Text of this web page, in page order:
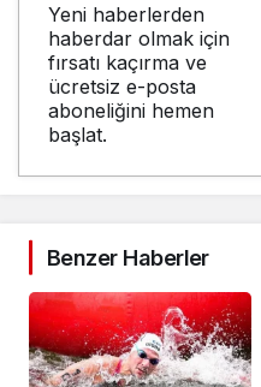
Yeni haberlerden
haberdar olmak için
fırsatı kaçırma ve
ücretsiz e-posta
aboneliğini hemen
başlat.
Benzer Haberler